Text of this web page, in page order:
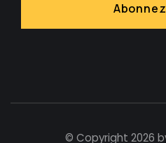
© Copyright 2026